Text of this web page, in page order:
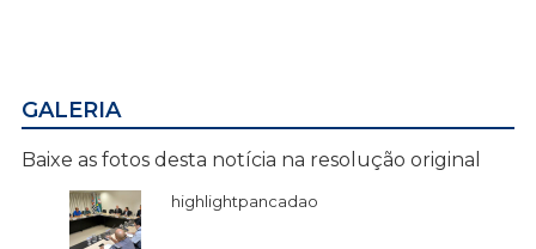
GALERIA
Baixe as fotos desta notícia na resolução original
highlightpancadao